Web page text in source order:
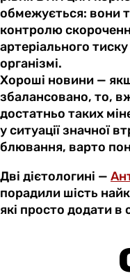
обмежується: вони
контролю
артеріального
організмі.
Хороші новини —
збалансовано, то,
достатньо таких
у ситуації значної
блювання, варто
Дві дієтологині —
порадили шість
які просто додати в